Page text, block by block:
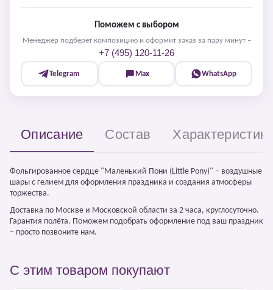
Поможем с выбором
Менеджер подберёт композицию и оформит заказ за пару минут –
+7 (495) 120-11-26
Telegram Max WhatsApp
Описание Состав
Фольгированное сердце "Маленький Пони (Little Pony)" – воздушные
шары с гелием для оформления праздника и создания атмосферы
торжества.
Доставка по Москве и Московской области за 2 часа, круглосуточно.
Гарантия полёта. Поможем подобрать оформление под ваш праздник
– просто позвоните нам.
С этим товаром покупают